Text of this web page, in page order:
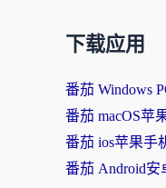
下载应用
番茄 Windows
番茄 macOS苹
番茄 ios苹果手
番茄 Android安